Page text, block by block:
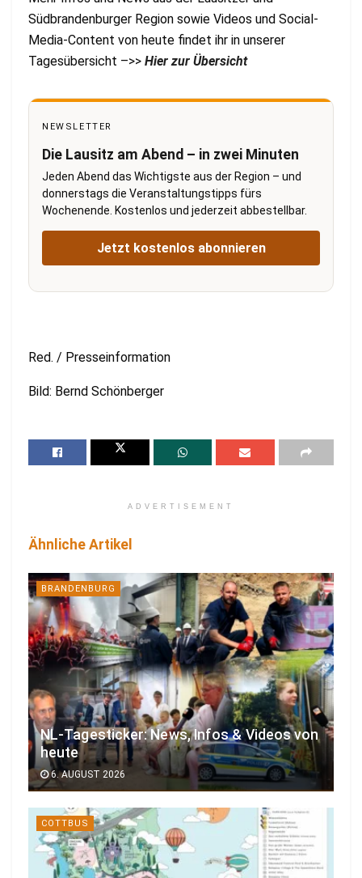
Südbrandenburger Region sowie Videos und Social-
Media-Content von heute findet ihr in unserer
Tagesübersicht –>> Hier zur Übersicht
NEWSLETTER
Die Lausitz am Abend – in zwei Minuten
Jeden Abend das Wichtigste aus der Region – und
donnerstags die Veranstaltungstipps fürs
Wochenende. Kostenlos und jederzeit abbestellbar.
Jetzt kostenlos abonnieren
Red. / Presseinformation
Bild: Bernd Schönberger
ADVERTISEMENT
Ähnliche Artikel
BRANDENBURG
NL-Tagesticker: News, Infos & Videos von
heute
6. AUGUST 2026
COTTBUS